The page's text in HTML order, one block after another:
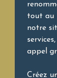
tout au
notre
appel
Créez